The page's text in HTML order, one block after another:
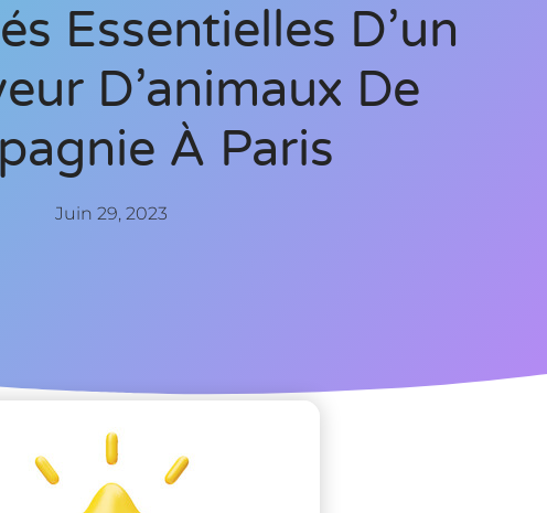
Essentielles D’un
D’animaux De
À Paris
Juin 29, 2023